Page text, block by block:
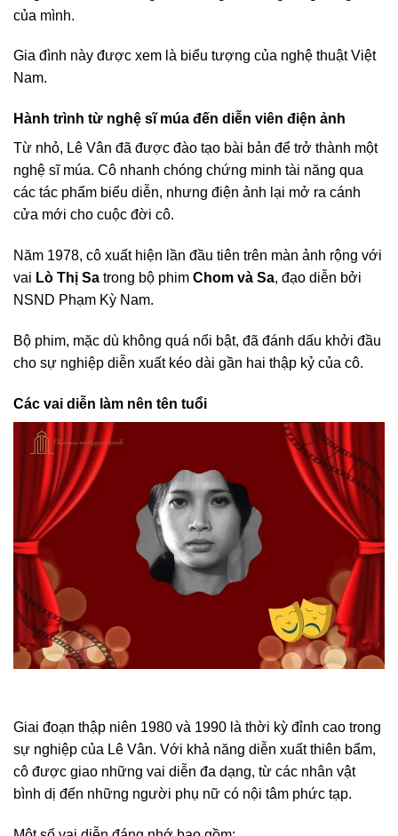
của mình.
Gia đình này được xem là biểu tượng của nghệ thuật Việt
Nam.
Hành trình từ nghệ sĩ múa đến diễn viên điện ảnh
Từ nhỏ, Lê Vân đã được đào tạo bài bản để trở thành một
nghệ sĩ múa. Cô nhanh chóng chứng minh tài năng qua
các tác phẩm biểu diễn, nhưng điện ảnh lại mở ra cánh
cửa mới cho cuộc đời cô.
Năm 1978, cô xuất hiện lần đầu tiên trên màn ảnh rộng với
vai Lò Thị Sa trong bộ phim Chom và Sa, đạo diễn bởi
NSND Phạm Kỳ Nam.
Bộ phim, mặc dù không quá nổi bật, đã đánh dấu khởi đầu
cho sự nghiệp diễn xuất kéo dài gần hai thập kỷ của cô.
Các vai diễn làm nên tên tuổi
Giai đoạn thập niên 1980 và 1990 là thời kỳ đỉnh cao trong
sự nghiệp của Lê Vân. Với khả năng diễn xuất thiên bẩm,
cô được giao những vai diễn đa dạng, từ các nhân vật
bình dị đến những người phụ nữ có nội tâm phức tạp.